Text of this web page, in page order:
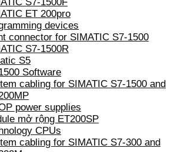
ET 200pro
devices
connector for SIMATIC S7-1500
S7-1500R
S5
Software
cabling for SIMATIC S7-1500 and
power supplies
mở rộng ET200SP
CPUs
cabling for SIMATIC S7-300 and